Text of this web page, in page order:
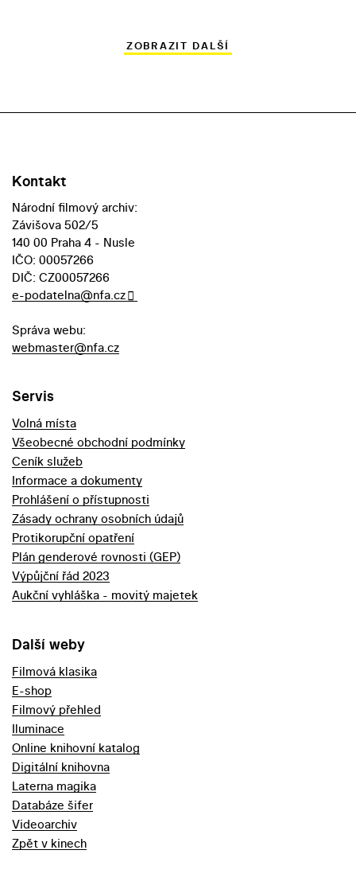
ZOBRAZIT DALŠÍ
Kontakt
Národní filmový archiv:
Závišova 502/5
140 00 Praha 4 - Nusle
IČO: 00057266
DIČ: CZ00057266
e-podatelna@nfa.cz
Správa webu:
webmaster@nfa.cz
Servis
Volná místa
Všeobecné obchodní podmínky
Ceník služeb
Informace a dokumenty
Prohlášení o přístupnosti
Zásady ochrany osobních údajů
Protikorupční opatření
Plán genderové rovnosti (GEP)
Výpůjční řád 2023
Aukční vyhláška - movitý majetek
Další weby
Filmová klasika
E-shop
Filmový přehled
Iluminace
Online knihovní katalog
Digitální knihovna
Laterna magika
Databáze šifer
Videoarchiv
Zpět v kinech